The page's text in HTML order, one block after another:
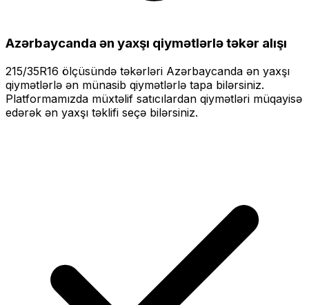
Azərbaycanda ən yaxşı qiymətlərlətəkər alışı
215/35R16 ölçüsündə təkərləri Azərbaycanda ən yaxşı
qiymətlərlə ən münasib qiymətlərlə tapa bilərsiniz.
Platformamızda müxtəlif satıcılardan qiymətləri müqayisə
edərək ən yaxşı təklifi seçə bilərsiniz.